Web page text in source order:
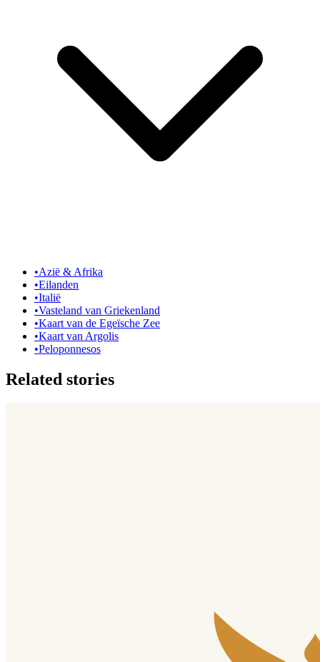
•Azië & Afrika
•Eilanden
•Italië
•Vasteland van Griekenland
•Kaart van de Egeïsche Zee
•Kaart van Argolis
•Peloponnesos
Related stories